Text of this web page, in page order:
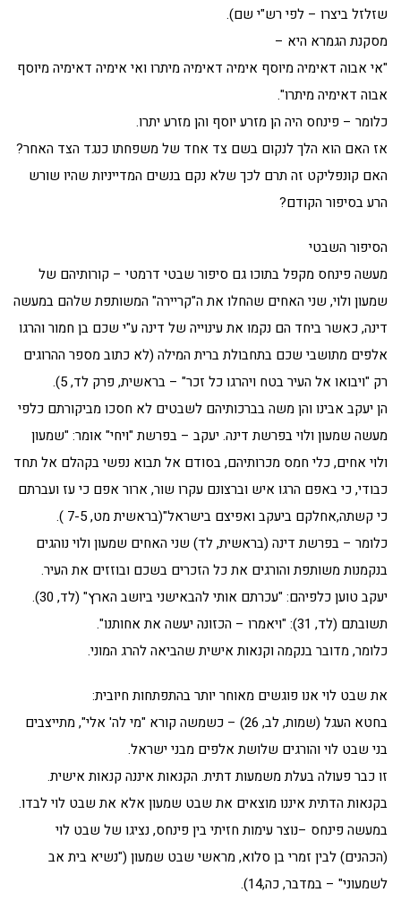
שזלזל ביצרו – לפי רש"י שם).
מסקנת הגמרא היא –
"אי אבוה דאימיה מיוסף אימיה דאימיה מיתרו ואי אימיה דאימיה מיוסף
אבוה דאימיה מיתרו".
כלומר – פינחס היה הן מזרע יוסף והן מזרע יתרו.
אז האם הוא הלך לנקום בשם צד אחד של משפחתו כנגד הצד האחר?
האם קונפליקט זה תרם לכך שלא נקם בנשים המדייניות שהיו שורש
הרע בסיפור הקודם?
הסיפור השבטי
מעשה פינחס מקפל בתוכו גם סיפור שבטי דרמטי – קורותיהם של
שמעון ולוי, שני האחים שהחלו את ה"קריירה" המשותפת שלהם במעשה
דינה, כאשר ביחד הם נקמו את עינוייה של דינה ע"י שכם בן חמור והרגו
אלפים מתושבי שכם בתחבולת ברית המילה (לא כתוב מספר ההרוגים
רק "ויבואו אל העיר בטח ויהרגו כל זכר" – בראשית, פרק לד, 5).
הן יעקב אבינו והן משה בברכותיהם לשבטים לא חסכו מביקורתם כלפי
מעשה שמעון ולוי בפרשת דינה. יעקב – בפרשת "ויחי" אומר: "שמעון
ולוי אחים, כלי חמס מכרותיהם, בסודם אל תבוא נפשי בקהלם אל תחד
כבודי, כי באפם הרגו איש וברצונם עקרו שור, ארור אפם כי עז ועברתם
כי קשתה,אחלקם ביעקב ואפיצם בישראל"(בראשית מט, 7-5 ).
כלומר – בפרשת דינה (בראשית, לד) שני האחים שמעון ולוי נוהגים
בנקמנות משותפת והורגים את כל הזכרים בשכם ובוזזים את העיר.
יעקב טוען כלפיהם: "עכרתם אותי להבאישני ביושב הארץ" (לד, 30).
תשובתם (לד, 31): "ויאמרו – הכזונה יעשה את אחותנו".
כלומר, מדובר בנקמה וקנאות אישית שהביאה להרג המוני.
את שבט לוי אנו פוגשים מאוחר יותר בהתפתחות חיובית:
בחטא העגל (שמות, לב, 26) – כשמשה קורא "מי לה' אלי", מתייצבים
בני שבט לוי והורגים שלושת אלפים מבני ישראל.
זו כבר פעולה בעלת משמעות דתית. הקנאות איננה קנאות אישית.
בקנאות הדתית איננו מוצאים את שבט שמעון אלא את שבט לוי לבדו.
במעשה פינחס –נוצר עימות חזיתי בין פינחס, נציגו של שבט לוי
(הכהנים) לבין זמרי בן סלוא, מראשי שבט שמעון ("נשיא בית אב
לשמעוני" – במדבר, כה,14).